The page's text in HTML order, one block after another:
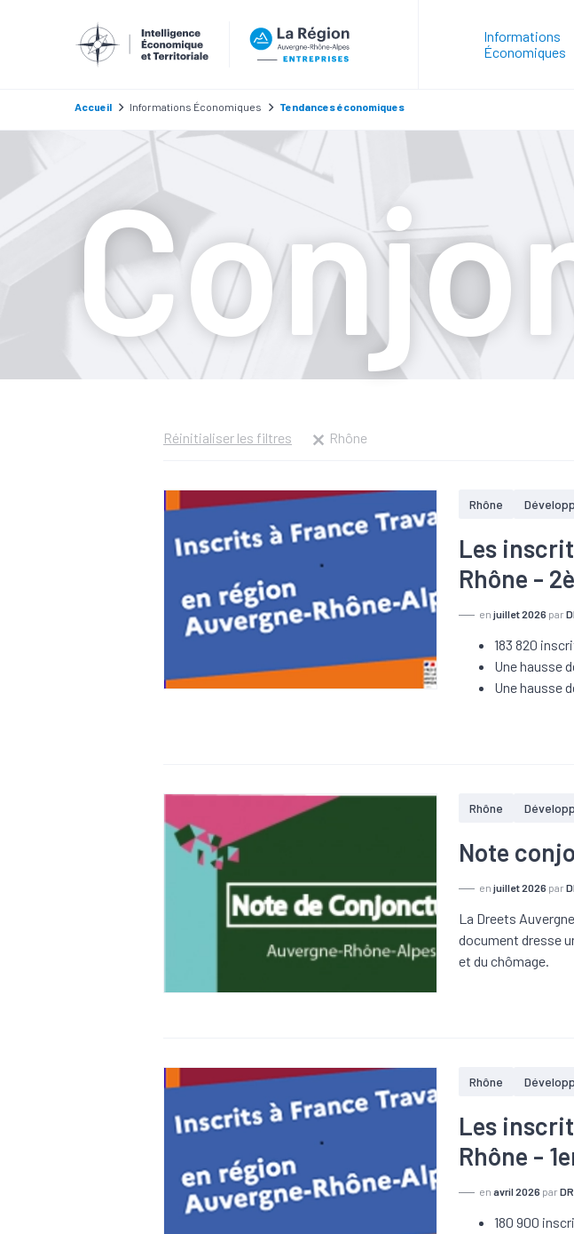
Informations
Économiques
Accueil Informations Économiques Tendances économiques
Réinitialiser les filtres Rhône
Rhône
Les
Rhône -
enjuillet 2026 par
183 820
Une hausse
Une hausse
Rhône
Note
enjuillet 2026 par
La Dreets
document dresse
et du chômage.
Rhône
Les
Rhône -
enavril 2026 par
180 900